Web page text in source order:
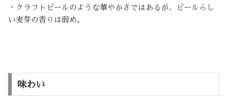
・クラフトビールのような華やかさではあるが、ビールらし
い麦芽の香りは弱め。
味わい